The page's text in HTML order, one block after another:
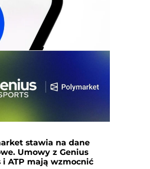
stawia na dane
Umowy z Genius
i ATP mają wzmocnić